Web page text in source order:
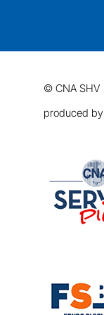
© CNA SHV
produced by